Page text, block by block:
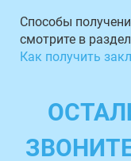
Способы
смотрите в
Как получить